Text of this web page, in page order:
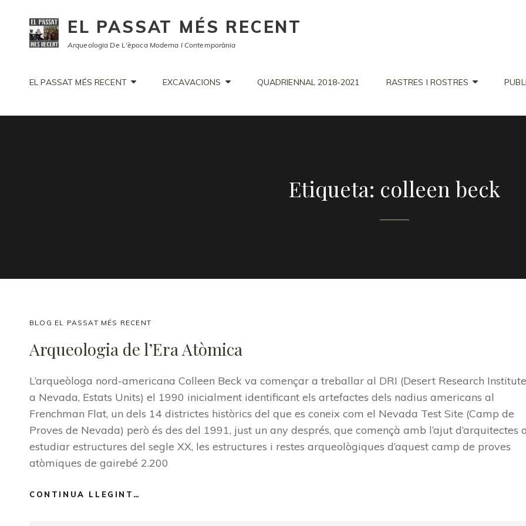
EL PASSAT MÉS RECENT
Arqueologia De L'època Moderna I Contemporània
EL PASSAT MÉS RECENT EXCAVACIONS QUADRIENNAL 2018-2021 RASTRES I ROSTRES
Etiqueta: colleen beck
CAT
BLOG EL PASSAT MÉS RECENT
Arqueologia de l’Era Atòmica
L’arqueòloga nord-americana Colleen Beck va començar a treballar al DRI (Desert Research Institute
a Nevada, Estats Units) el 1990 inicialment identificant els artefactes dels nadius americans al
Frenchman Flat, un dels 14 districtes històrics del que es coneix com el Nevada Test Site (Camp de
Proves de Nevada) però és des del 1991, just un any després, que començà amb l’ajut d’arquitectes a
estudiar estructures del segle XX, les estructures i restes arqueològiques d’aquest camp de proves
atòmiques de gairebé 2.200
CONTINUA LLEGINT…